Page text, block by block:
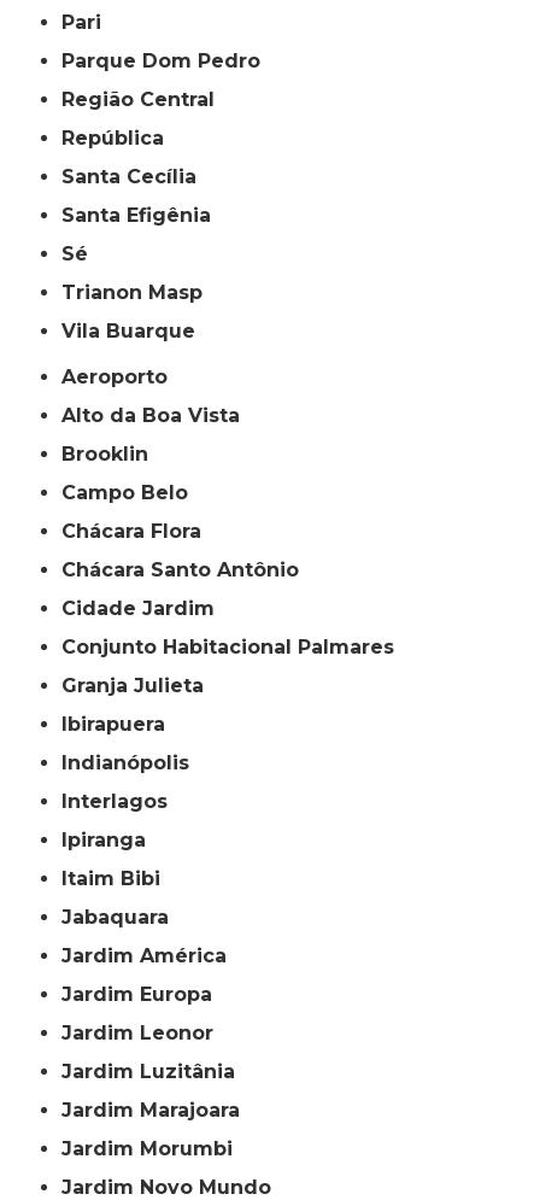
Pari
Parque Dom Pedro
Região Central
República
Santa Cecília
Santa Efigênia
Sé
Trianon Masp
Vila Buarque
Aeroporto
Alto da Boa Vista
Brooklin
Campo Belo
Chácara Flora
Chácara Santo Antônio
Cidade Jardim
Conjunto Habitacional Palmares
Granja Julieta
Ibirapuera
Indianópolis
Interlagos
Ipiranga
Itaim Bibi
Jabaquara
Jardim América
Jardim Europa
Jardim Leonor
Jardim Luzitânia
Jardim Marajoara
Jardim Morumbi
Jardim Novo Mundo